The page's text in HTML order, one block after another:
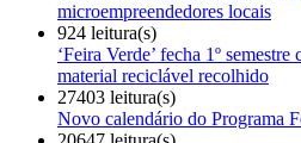
microempreendedores locais
924 leitura(s)
‘Feira Verde’ fecha 1º
material reciclável recolhido
27403 leitura(s)
Novo calendário do Programa